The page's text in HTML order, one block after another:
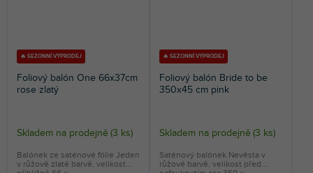
🔥 SEZONNÍ VÝPRODEJ
Foliový balón One 66x37cm
rose zlatý
Skladem na prodejně (3 ks)
Balónek ze saténové fólie Jeden
v růžově zlaté barvě, velikost
🔥 SEZONNÍ VÝPRODEJ
Foliový balón Bride to be
350x45 cm pink
Skladem na prodejně (3 ks)
Saténový balónek Nevěsta v
růžové barvě, velikost před